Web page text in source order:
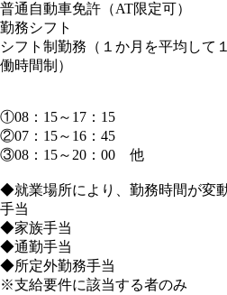
普通自動車免許（AT限定可）
勤務シフト
シフト制勤務（１か月を平均して
働時間制）
①08：15～17：15
②07：15～16：45
③08：15～20：00 他
◆就業場所により、勤務時間が変
手当
◆家族手当
◆通勤手当
◆所定外勤務手当
※支給要件に該当する者のみ